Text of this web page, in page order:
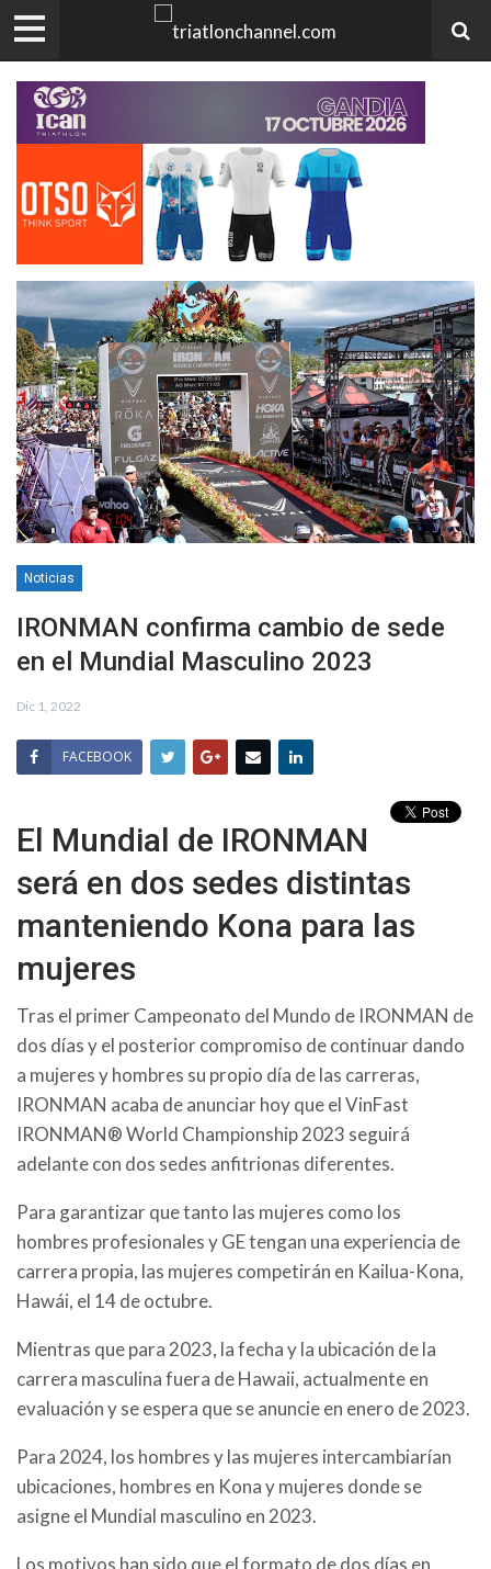
Noticias
IRONMAN confirma cambio de sede
en el Mundial Masculino 2023
Dic 1, 2022
FACEBOOK
El Mundial de IRONMAN
será en dos sedes distintas
manteniendo Kona para las
mujeres
Tras el primer Campeonato del Mundo de IRONMAN de
dos días y el posterior compromiso de continuar dando
a mujeres y hombres su propio día de las carreras,
IRONMAN acaba de anunciar hoy que el VinFast
IRONMAN® World Championship 2023 seguirá
adelante con dos sedes anfitrionas diferentes.
Para garantizar que tanto las mujeres como los
hombres profesionales y GE tengan una experiencia de
carrera propia, las mujeres competirán en Kailua-Kona,
Hawái, el 14 de octubre.
Mientras que para 2023, la fecha y la ubicación de la
carrera masculina fuera de Hawaii, actualmente en
evaluación y se espera que se anuncie en enero de 2023.
Para 2024, los hombres y las mujeres intercambiarían
ubicaciones, hombres en Kona y mujeres donde se
asigne el Mundial masculino en 2023.